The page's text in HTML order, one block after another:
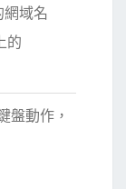
網域名
的
盤動作，